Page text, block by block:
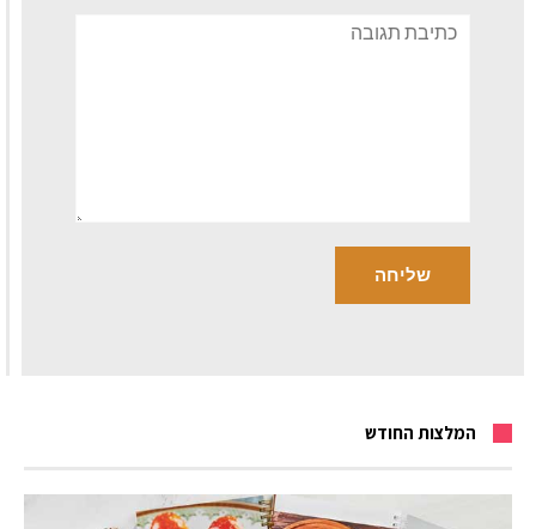
תגובה
המלצות החודש